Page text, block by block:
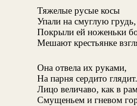
Тяжелые русые косы
Упали на смуглую грудь,
Покрыли ей ноженьки
Мешают крестьянке
Она отвела их руками,
На парня сердито глядит.
Лицо величаво, как в
Смущеньем и гневом